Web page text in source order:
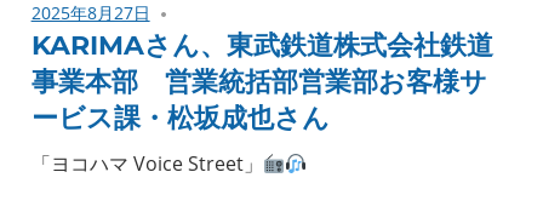
る
地
域
放
2025年8月27日
KARIMAさん、東武鉄道株式会社鉄道
事業本部 営業統括部営業部お客様サ
ービス課・松坂成也さん
「ヨコハマ Voice Street」